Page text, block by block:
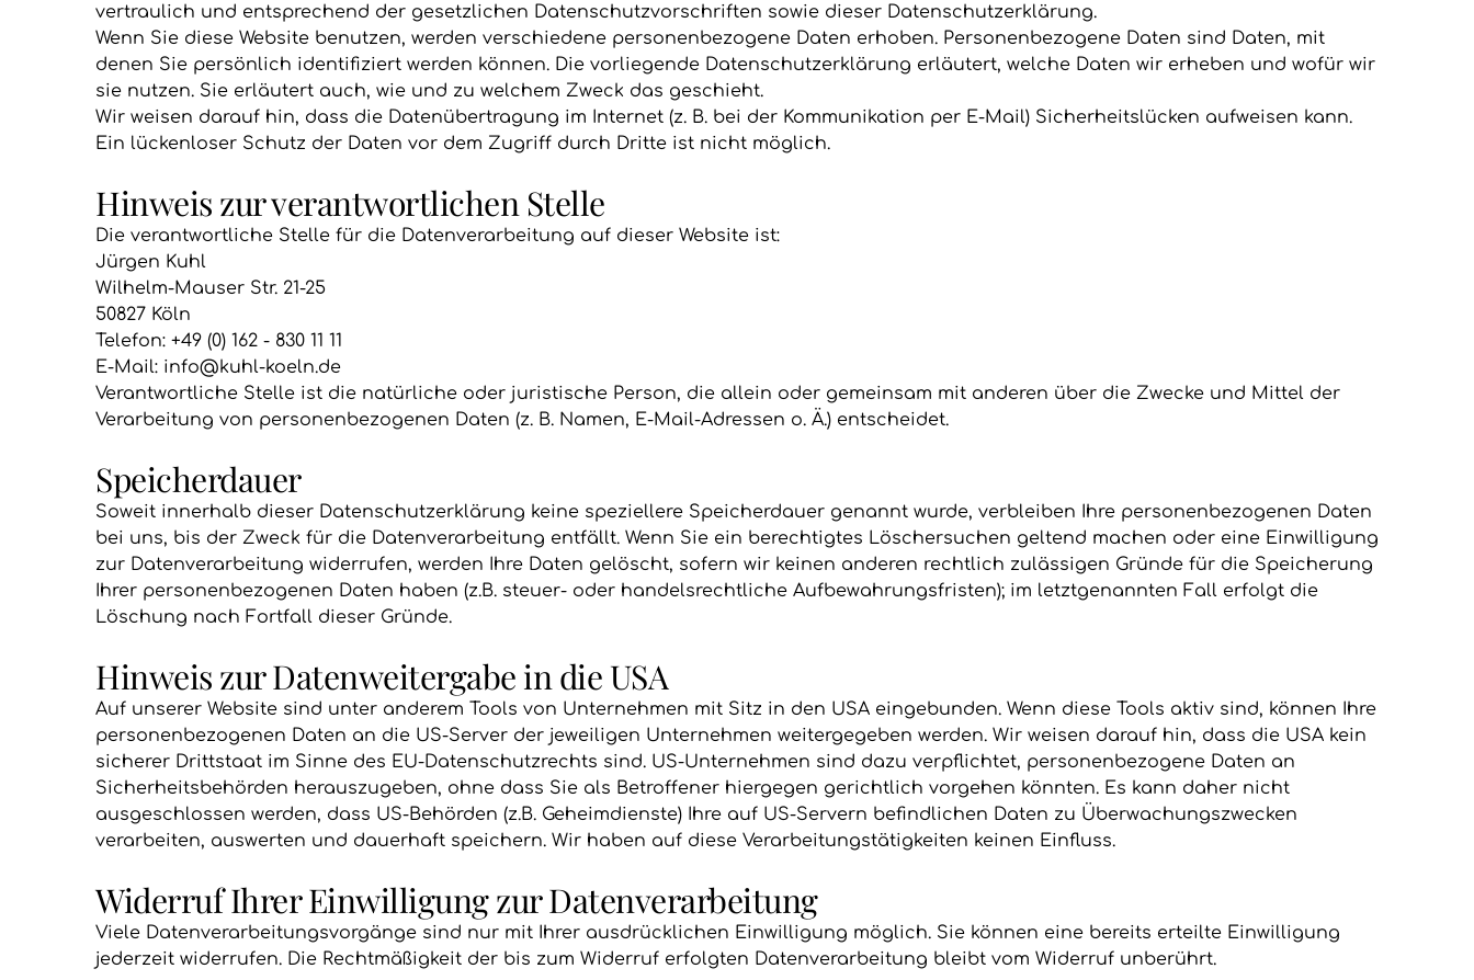
vertraulich und entsprechend der gesetzlichen Datenschutzvorschriften sowie dieser Datenschutzerklärung.
Wenn Sie diese Website benutzen, werden verschiedene personenbezogene Daten erhoben. Personenbezogene Daten sind Daten, mit
denen Sie persönlich identifiziert werden können. Die vorliegende Datenschutzerklärung erläutert, welche Daten wir erheben und wofür wir
sie nutzen. Sie erläutert auch, wie und zu welchem Zweck das geschieht.
Wir weisen darauf hin, dass die Datenübertragung im Internet (z. B. bei der Kommunikation per E-Mail) Sicherheitslücken aufweisen kann.
Ein lückenloser Schutz der Daten vor dem Zugriff durch Dritte ist nicht möglich.
Hinweis zur verantwortlichen Stelle
Die verantwortliche Stelle für die Datenverarbeitung auf dieser Website ist:
Jürgen Kuhl
Wilhelm-Mauser Str. 21-25
50827 Köln
Telefon: +49 (0) 162 - 830 11 11
E-Mail: info@kuhl-koeln.de
Verantwortliche Stelle ist die natürliche oder juristische Person, die allein oder gemeinsam mit anderen über die Zwecke und Mittel der
Verarbeitung von personenbezogenen Daten (z. B. Namen, E-Mail-Adressen o. Ä.) entscheidet.
Speicherdauer
Soweit innerhalb dieser Datenschutzerklärung keine speziellere Speicherdauer genannt wurde, verbleiben Ihre personenbezogenen Daten
bei uns, bis der Zweck für die Datenverarbeitung entfällt. Wenn Sie ein berechtigtes Löschersuchen geltend machen oder eine Einwilligung
zur Datenverarbeitung widerrufen, werden Ihre Daten gelöscht, sofern wir keinen anderen rechtlich zulässigen Gründe für die Speicherung
Ihrer personenbezogenen Daten haben (z.B. steuer- oder handelsrechtliche Aufbewahrungsfristen); im letztgenannten Fall erfolgt die
Löschung nach Fortfall dieser Gründe.
Hinweis zur Datenweitergabe in die USA
Auf unserer Website sind unter anderem Tools von Unternehmen mit Sitz in den USA eingebunden. Wenn diese Tools aktiv sind, können Ihre
personenbezogenen Daten an die US-Server der jeweiligen Unternehmen weitergegeben werden. Wir weisen darauf hin, dass die USA kein
sicherer Drittstaat im Sinne des EU-Datenschutzrechts sind. US-Unternehmen sind dazu verpflichtet, personenbezogene Daten an
Sicherheitsbehörden herauszugeben, ohne dass Sie als Betroffener hiergegen gerichtlich vorgehen könnten. Es kann daher nicht
ausgeschlossen werden, dass US-Behörden (z.B. Geheimdienste) Ihre auf US-Servern befindlichen Daten zu Überwachungszwecken
verarbeiten, auswerten und dauerhaft speichern. Wir haben auf diese Verarbeitungstätigkeiten keinen Einfluss.
Widerruf Ihrer Einwilligung zur Datenverarbeitung
Viele Datenverarbeitungsvorgänge sind nur mit Ihrer ausdrücklichen Einwilligung möglich. Sie können eine bereits erteilte Einwilligung
jederzeit widerrufen. Die Rechtmäßigkeit der bis zum Widerruf erfolgten Datenverarbeitung bleibt vom Widerruf unberührt.